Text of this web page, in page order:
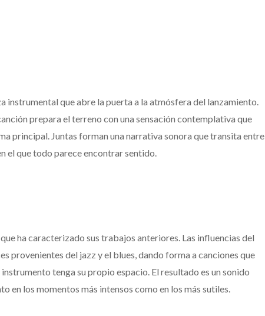
instrumental que abre la puerta a la atmósfera del lanzamiento.
prepara el terreno con una sensación contemplativa que
principal. Juntas forman una narrativa sonora que transita entre
el que todo parece encontrar sentido.
ha caracterizado sus trabajos anteriores. Las influencias del
provenientes del jazz y el blues, dando forma a canciones que
tenga su propio espacio. El resultado es un sonido
en los momentos más intensos como en los más sutiles.